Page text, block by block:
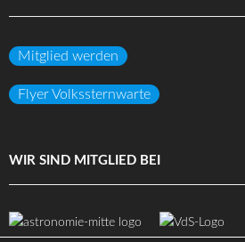
Mitglied werden
Flyer Volkssternwarte
WIR SIND MITGLIED BEI